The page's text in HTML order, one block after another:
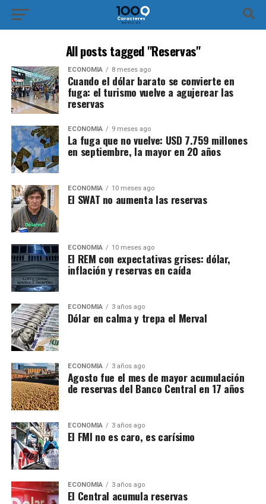
All posts tagged "Reservas"
ECONOMÍA 8 meses ago
Cuando el dólar barato se convierte en
fuga: el turismo vuelve a agujerear las
reservas
ECONOMÍA 9 meses ago
La fuga que no vuelve: USD 7.759 millones
en septiembre, la mayor en 20 años
ECONOMÍA 10 meses ago
El SWAT no aumenta las reservas
ECONOMÍA 10 meses ago
El REM con expectativas grises: dólar,
inflación y reservas en caída
ECONOMÍA 3 años ago
Dólar en calma y trepa el Merval
ECONOMÍA 3 años ago
Agosto fue el mes de mayor acumulación
de reservas del Banco Central en 17 años
ECONOMÍA 3 años ago
El FMI no es caro, es carísimo
ECONOMÍA 3 años ago
El Central acumula reservas